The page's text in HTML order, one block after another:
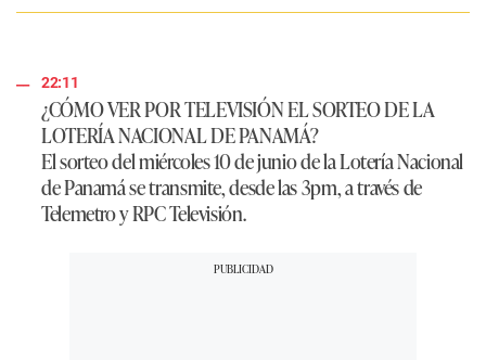
22:11
¿CÓMO VER POR TELEVISIÓN EL SORTEO DE LA
LOTERÍA NACIONAL DE PANAMÁ?
El sorteo del miércoles 10 de junio de la Lotería Nacional
de Panamá se transmite, desde las 3pm, a través de
Telemetro y RPC Televisión.